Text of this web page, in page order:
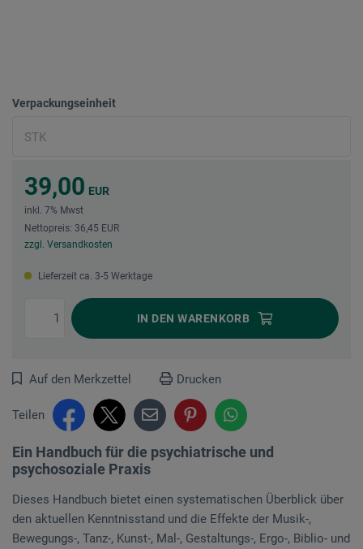
Verpackungseinheit
39,00 EUR
inkl. 7% Mwst
Nettopreis: 36,45 EUR
zzgl. Versandkosten
Lieferzeit ca. 3-5 Werktage
IN DEN WARENKORB
Auf den Merkzettel Drucken
Teilen
Ein Handbuch für die psychiatrische und
psychosoziale Praxis
Dieses Handbuch bietet einen systematischen Überblick über
den aktuellen Kenntnisstand und die Effekte der Musik-,
Bewegungs-, Tanz-, Kunst-, Mal-, Gestaltungs-, Ergo-, Biblio- und